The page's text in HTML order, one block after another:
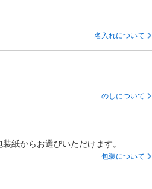
名入れについて
のしについて
装紙からお選びいただけます。
包装について